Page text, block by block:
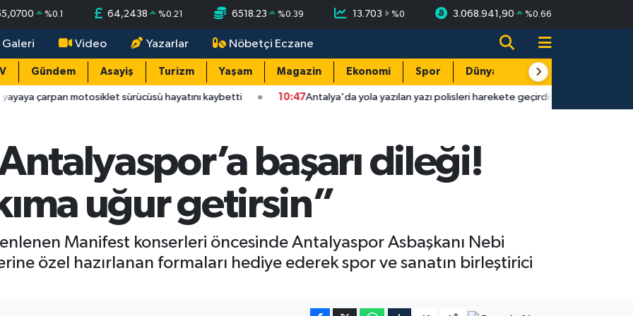
%0.1 64,2438 %0.21 6518.23 %0.39 13.703 %0 3.068.941,90 %0.66
Galeri Video Yazarlar Nöbetçi Eczane
Gündem Asayiş Turizm Yaşam Magazin Ekonomi Spor Dünya Resmi Reklamlar
sürücüsü hayatını kaybetti 10:47Antalya'da yola yazılan yazı polisleri harekete geçirdi! 10:46Antalya'da boşanma
başarı dileği!
uğur getirsin”
Manifest konserleri öncesinde Antalyaspor Asbaşkanı Nebi
özel hazırlanan formaları hediye ederek spor ve sanatın birleştirici